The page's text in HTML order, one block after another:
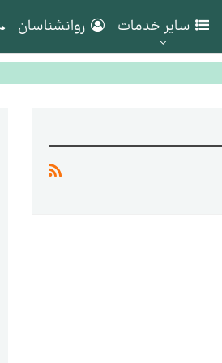
سایر خدمات روانشناسان